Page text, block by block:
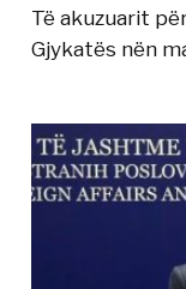
Të akuzuarit
Gjykatës nën